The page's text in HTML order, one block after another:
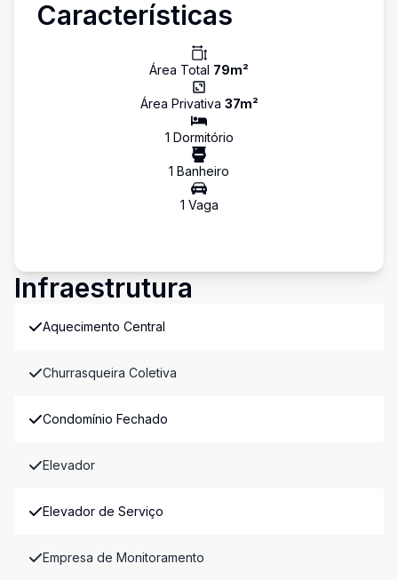
Características
Área Total 79m²
Área Privativa 37m²
1 Dormitório
1 Banheiro
1 Vaga
Infraestrutura
Aquecimento Central
Churrasqueira Coletiva
Condomínio Fechado
Elevador
Elevador de Serviço
Empresa de Monitoramento